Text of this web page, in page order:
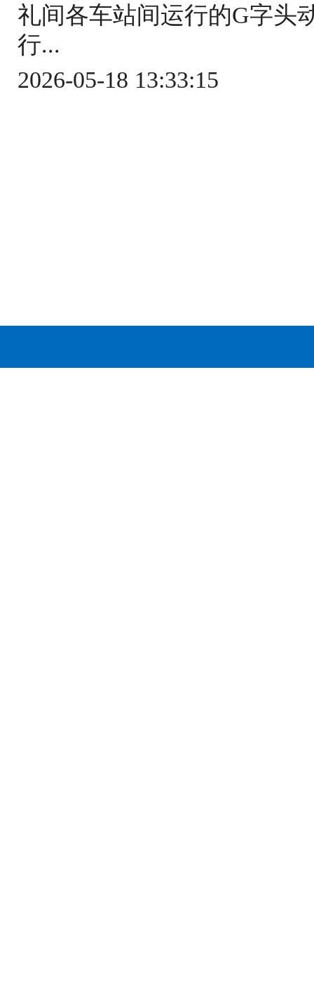
礼间各车站间运行的G字头
行...
2026-05-18 13:33:15